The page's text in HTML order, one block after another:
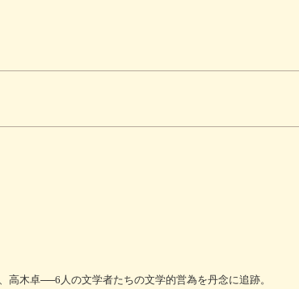
木卓──6人の文学者たちの文学的営為を丹念に追跡。